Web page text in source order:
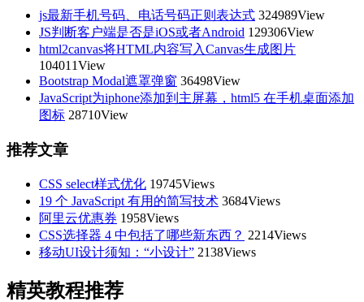
js最新手机号码、电话号码正则表达式 324989View
JS判断客户端是否是iOS或者Android 129306View
html2canvas将HTML内容写入Canvas生成图片
104011View
Bootstrap Modal遮罩弹窗 36498View
JavaScript为iphone添加到主屏幕，html5 在手机桌面添加
图标 28710View
推荐文章
CSS select样式优化 19745Views
19 个 JavaScript 有用的简写技术 3684Views
阿里云优惠券 1958Views
CSS选择器 4 中包括了哪些新东西？ 2214Views
移动UI设计须知：“小设计” 2138Views
精英教程推荐